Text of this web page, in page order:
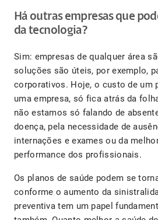
Há outras empresas que
da tecnologia?
Sim: empresas de qualquer área
soluções são úteis, por exemplo,
corporativos. Hoje, o custo de um
uma empresa, só fica atrás da
não estamos só falando de
doença, pela necessidade de
internações e exames ou da
performance dos profissionais.
Os planos de saúde podem se
conforme o aumento da
preventiva tem um papel